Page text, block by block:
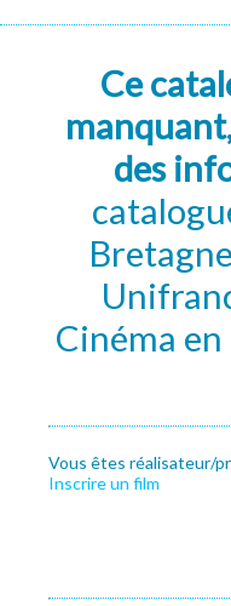
Ce
des
Cinéma
Vous êtes réalisateur/
Inscrire un film